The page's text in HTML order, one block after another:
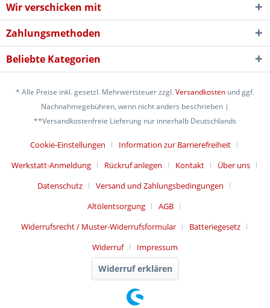
Wir verschicken mit
Zahlungsmethoden
Beliebte Kategorien
* Alle Preise inkl. gesetzl. Mehrwertsteuer zzgl.Versandkosten und ggf.
Nachnahmegebühren, wenn nicht anders beschrieben |
**Versandkostenfreie Lieferung nur innerhalb Deutschlands
Cookie-Einstellungen
Information zur Barrierefreiheit
Werkstatt-Anmeldung
Rückruf anlegen Kontakt
Über uns
Datenschutz
Versand und Zahlungsbedingungen
Altölentsorgung
AGB
Widerrufsrecht / Muster-Widerrufsformular
Batteriegesetz
Widerruf
Impressum
Widerruf erklären